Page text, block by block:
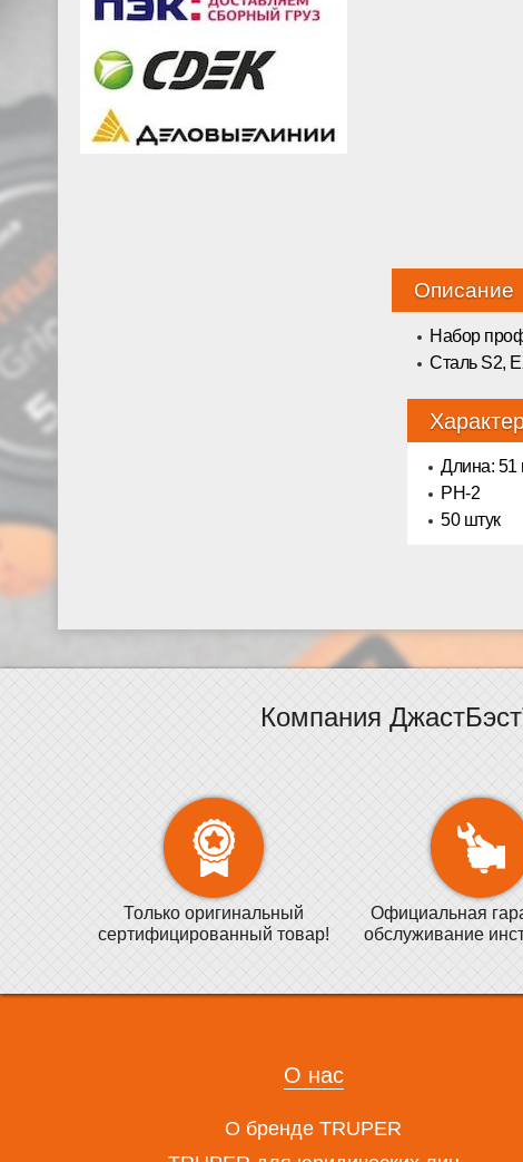
Описание
Набор
Сталь S2,
Длина: 51
PH-2
50 штук
Компания
Только оригинальный
сертифицированный товар!
Официальная
обслуживание
О нас
О бренде TRUPER